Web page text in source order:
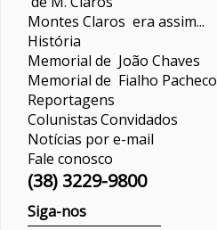
Montes Claros era assim...
História
Memorial de João Chaves
Memorial de Fialho Pacheco
Reportagens
ColunistasConvidados
Notícias por e-mail
Fale conosco
(38) 3229-9800
Siga-nos